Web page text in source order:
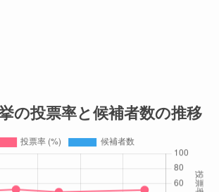
の投票率と候補者数の推移